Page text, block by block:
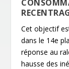
Cet objectif
dans le 14e
réponse au
hausse des